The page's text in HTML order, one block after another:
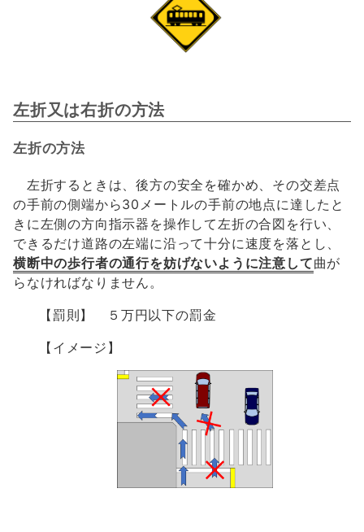
左折又は右折の方法
左折の方法
左折するときは、後方の安全を確かめ、その交差点
の手前の側端から30メートルの手前の地点に達したと
きに左側の方向指示器を操作して左折の合図を行い、
できるだけ道路の左端に沿って十分に速度を落とし、
横断中の歩行者の通行を妨げないように注意して曲が
らなければなりません。
【罰則】 ５万円以下の罰金
【イメージ】